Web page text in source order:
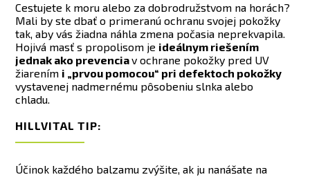
Cestujete k moru alebo za dobrodružstvom na horách?
Mali by ste dbať o primeranú ochranu svojej pokožky
tak, aby vás žiadna náhla zmena počasia neprekvapila.
Hojivá masť s propolisom je ideálnym riešením
jednak ako prevenciav ochrane pokožky pred UV
žiarením i „prvou pomocou“ pri defektoch pokožky
vystavenej nadmernému pôsobeniu slnka alebo
chladu.
HILLVITAL TIP:
Účinok každého balzamu zvýšite, ak ju nanášate na